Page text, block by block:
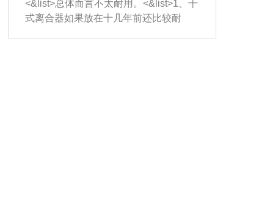
能够得到解决。
象，机油粘度过小具有很好的流动性，
裂，破裂后会出现漏油现象，使半轴磨
损严重，磨损的半轴容易损坏，产生异
响；<&list>3.稳定器的转向胶套和球头
<&list>总体而言不太耐用。<&list>1、干
式离合器如果放在十几年前还比较耐